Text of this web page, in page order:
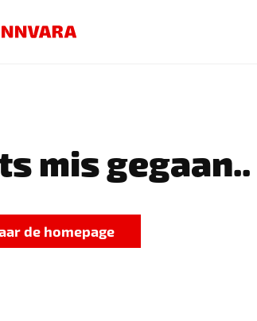
mis gegaan..
de homepage